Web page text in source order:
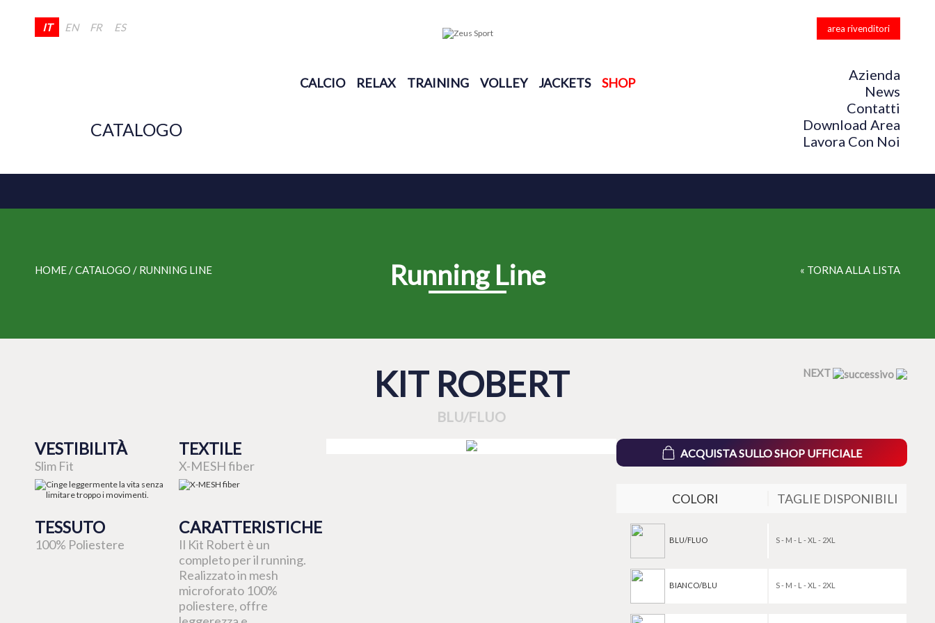
CALCIO RELAX TRAINING VOLLEY JACKETS SHOP
IT EN FR ES area rivenditori
CATALOGO
Azienda
News
Contatti
Download Area
Lavora Con Noi
HOME / CATALOGO / RUNNING LINE Running Line « TORNA ALLA LISTA
KIT ROBERT
BLU/FLUO
NEXT
VESTIBILITÀ
Slim Fit
TEXTILE
X-MESH fiber
TESSUTO
100% Poliestere
CARATTERISTICHE
Il Kit Robert è un
completo per il running.
Realizzato in mesh
microforato 100%
poliestere, offre
ACQUISTA SULLO SHOP UFFICIALE
COLORI TAGLIE DISPONIBILI
BLU/FLUO S - M - L - XL - 2XL
BIANCO/BLU S - M - L - XL - 2XL